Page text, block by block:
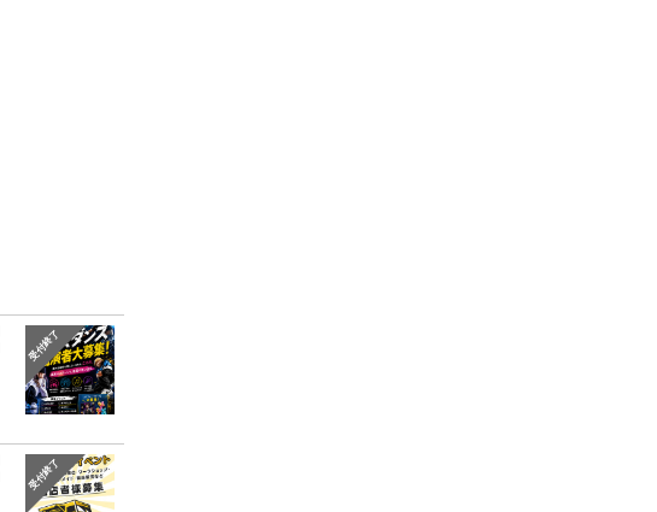
受付終了
受付終了